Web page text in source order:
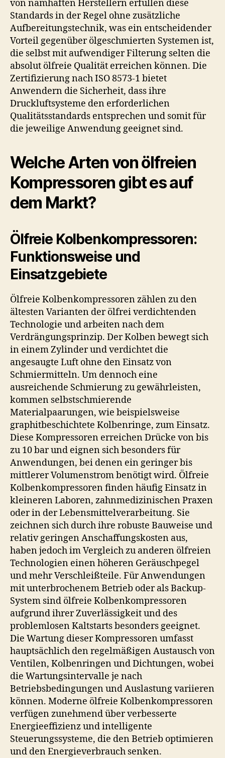
von namhaften Herstellern erfüllen diese
Standards in der Regel ohne zusätzliche
Aufbereitungstechnik, was ein entscheidender
Vorteil gegenüber ölgeschmierten Systemen ist,
die selbst mit aufwendiger Filterung selten die
absolut ölfreie Qualität erreichen können. Die
Zertifizierung nach ISO 8573-1 bietet
Anwendern die Sicherheit, dass ihre
Druckluftsysteme den erforderlichen
Qualitätsstandards entsprechen und somit für
die jeweilige Anwendung geeignet sind.
Welche Arten von ölfreien
Kompressoren gibt es auf
dem Markt?
Ölfreie Kolbenkompressoren:
Funktionsweise und
Einsatzgebiete
Ölfreie Kolbenkompressoren zählen zu den
ältesten Varianten der ölfrei verdichtenden
Technologie und arbeiten nach dem
Verdrängungsprinzip. Der Kolben bewegt sich
in einem Zylinder und verdichtet die
angesaugte Luft ohne den Einsatz von
Schmiermitteln. Um dennoch eine
ausreichende Schmierung zu gewährleisten,
kommen selbstschmierende
Materialpaarungen, wie beispielsweise
graphitbeschichtete Kolbenringe, zum Einsatz.
Diese Kompressoren erreichen Drücke von bis
zu 10 bar und eignen sich besonders für
Anwendungen, bei denen ein geringer bis
mittlerer Volumenstrom benötigt wird. Ölfreie
Kolbenkompressoren finden häufig Einsatz in
kleineren Laboren, zahnmedizinischen Praxen
oder in der Lebensmittelverarbeitung. Sie
zeichnen sich durch ihre robuste Bauweise und
relativ geringen Anschaffungskosten aus,
haben jedoch im Vergleich zu anderen ölfreien
Technologien einen höheren Geräuschpegel
und mehr Verschleißteile. Für Anwendungen
mit unterbrochenem Betrieb oder als Backup-
System sind ölfreie Kolbenkompressoren
aufgrund ihrer Zuverlässigkeit und des
problemlosen Kaltstarts besonders geeignet.
Die Wartung dieser Kompressoren umfasst
hauptsächlich den regelmäßigen Austausch von
Ventilen, Kolbenringen und Dichtungen, wobei
die Wartungsintervalle je nach
Betriebsbedingungen und Auslastung variieren
können. Moderne ölfreie Kolbenkompressoren
verfügen zunehmend über verbesserte
Energieeffizienz und intelligente
Steuerungssysteme, die den Betrieb optimieren
und den Energieverbrauch senken.